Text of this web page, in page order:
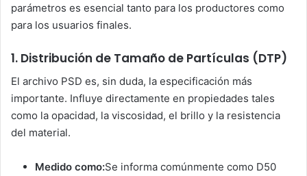
parámetros es esencial tanto para los productores como
para los usuarios finales.
1. Distribución de Tamaño de Partículas (DTP)
El archivo PSD es, sin duda, la especificación más
importante. Influye directamente en propiedades tales
como la opacidad, la viscosidad, el brillo y la resistencia
del material.
Medido como:Se informa comúnmente como D50